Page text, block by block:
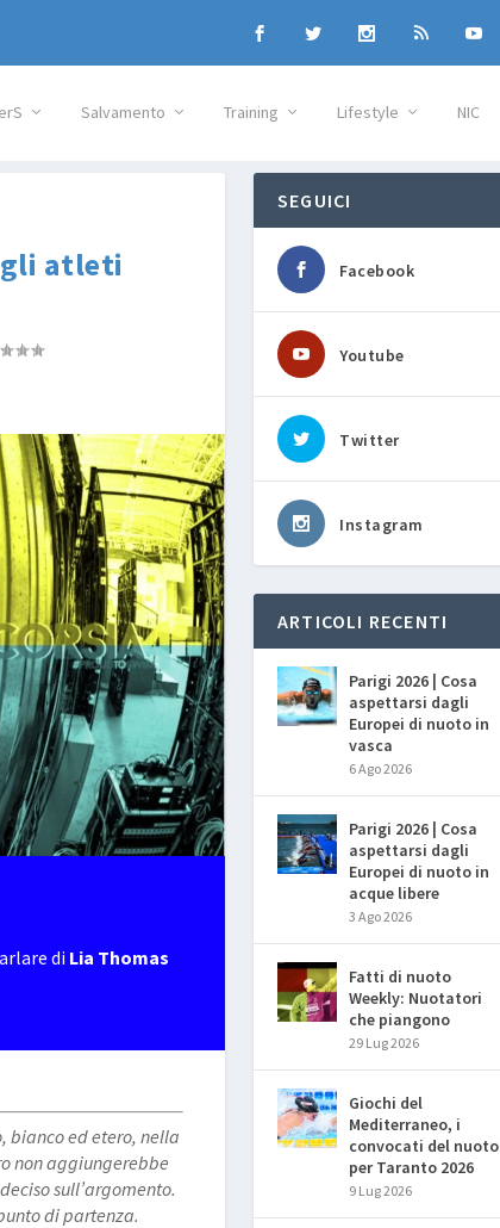
Salvamento Training Lifestyle NIC
gli atleti
di Lia Thomas
bianco ed etero, nella
non aggiungerebbe
sull’argomento.
di partenza.
SEGUICI
Facebook
Youtube
Twitter
Instagram
ARTICOLI RECENTI
Parigi 2026 | Cosa
aspettarsi dagli
Europei di nuoto in
vasca
6 Ago 2026
Parigi 2026 | Cosa
aspettarsi dagli
Europei di nuoto in
acque libere
3 Ago 2026
Fatti di nuoto
Weekly: Nuotatori
che piangono
29 Lug 2026
Giochi del
Mediterraneo, i
convocati del nuoto
per Taranto 2026
9 Lug 2026